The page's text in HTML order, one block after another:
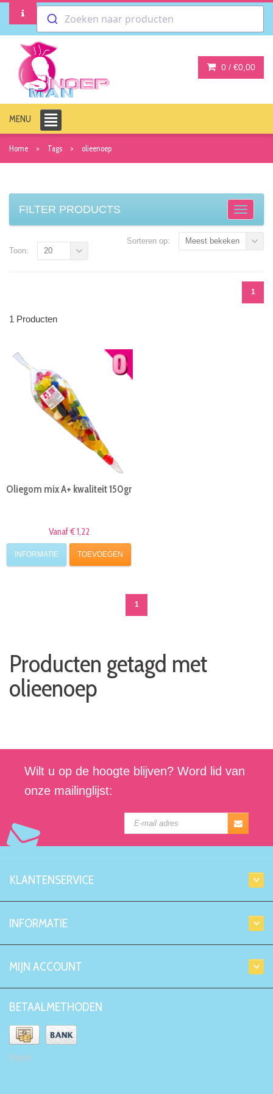
Zoeken naar producten
0 / €0,00
MENU
Home Tags olieenoep
FILTER PRODUCTS
Sorteren op: Meest bekeken
1
Toon: 20
1 Producten
Oliegom mix A+ kwaliteit 150gr
Vanaf € 1,22
INFORMATIE TOEVOEGEN
1
Producten getagd met
olieenoep
Wilt u op de hoogte blijven? Word lid van
onze mailinglijst:
KLANTENSERVICE
INFORMATIE
MIJN ACCOUNT
BETAALMETHODEN
Kiyoh